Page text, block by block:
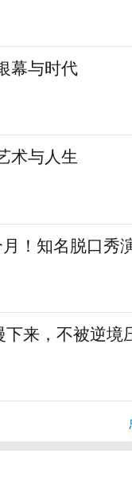
幕与时代
术与人生
！知名脱口秀
来，不被逆境